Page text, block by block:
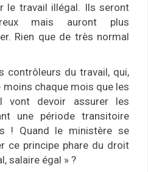
le travail illégal. Ils seront
mais auront plus
Rien que de très normal
contrôleurs du travail, qui,
chaque mois que les
vont devoir assurer les
une période transitoire
! Quand le ministère se
ce principe phare du droit
salaire égal » ?